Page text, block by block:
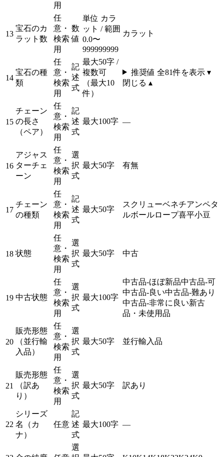
用
13
宝石のカ
ラット数
任
意・
検索
用
数
値
単位 カラ
ット / 範囲
0.0〜
999999999
カラット
14
宝石の種
類
任
意・
検索
用
記
述
式
最大50字 /
複数可
（最大10
件）
推奨値 全81件を表示 ▾
閉じる ▴
15
チェーン
の長さ
（ペア）
任
意・
検索
用
記
述
式
最大100字 —
16
アジャス
ターチェ
ーン
任
意・
検索
用
選
択
式
最大50字 有無
17
チェーン
の種類
任
意・
検索
用
記
述
式
最大50字
スクリューベネチアンペタ
ルボールロープ喜平小豆
18 状態
任
意・
検索
用
選
択
式
最大50字 中古
19 中古状態
任
意・
検索
用
選
択
式
最大100字
中古品-ほぼ新品中古品-可
中古品-良い中古品-難あり
中古品-非常に良い新古
品・未使用品
20
販売形態
（並行輸
入品）
任
意・
検索
用
選
択
式
最大50字 並行輸入品
21
販売形態
（訳あ
り）
任
意・
検索
用
選
択
式
最大50字 訳あり
22
シリーズ
名（カ
ナ）
任意
記
述
式
最大100字 —
選